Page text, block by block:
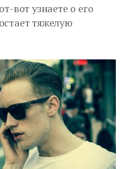
вот узнаете о его
тяжелую